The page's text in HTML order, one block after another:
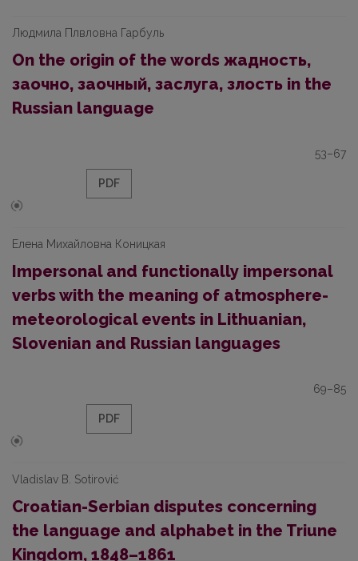
Людмила Плвловна Гарбуль
On the origin of the words жадность,
заочно, заочный, заслуга, злость in the
Russian language
53–67
PDF
Елена Михайловна Коницкая
Impersonal and functionally impersonal
verbs with the meaning of atmosphere-
meteorological events in Lithuanian,
Slovenian and Russian languages
69–85
PDF
Vladislav B. Sotirović
Croatian-Serbian disputes concerning
the language and alphabet in the Triune
Kingdom, 1848–1861